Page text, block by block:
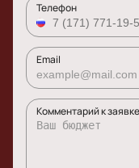
Телефон
Email
Комментарий к заявке